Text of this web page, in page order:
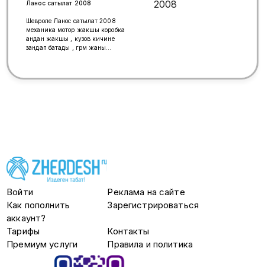
Ланос сатылат 2008
Шевроле Ланос сатылат 2008
механика мотор жакшы коробка
андан жакшы , кузов кичине
зандап батады , грм жаны
Войти
Реклама на сайте
Как пополнить
аккаунт?
Зарегистрироваться
Тарифы
Контакты
Премиум услуги
Правила и политика